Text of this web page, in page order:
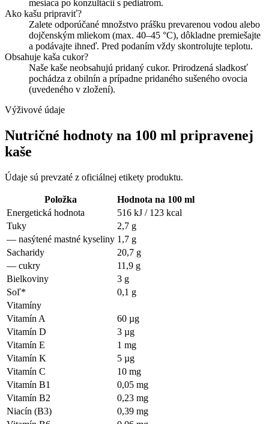
mesiaca po konzultácii s pediatrom.
Ako kašu pripraviť?
Zalete odporúčané množstvo prášku prevarenou vodou alebo
dojčenským mliekom (max. 40–45 °C), dôkladne premiešajte
a podávajte ihneď. Pred podaním vždy skontrolujte teplotu.
Obsahuje kaša cukor?
Naše kaše neobsahujú pridaný cukor. Prirodzená sladkosť
pochádza z obilnín a prípadne pridaného sušeného ovocia
(uvedeného v zložení).
Výživové údaje
Nutričné hodnoty na 100 ml pripravenej
kaše
Údaje sú prevzaté z oficiálnej etikety produktu.
Položka
Hodnota na 100 ml
Energetická hodnota
516 kJ / 123 kcal
Tuky
2,7 g
— nasýtené mastné kyseliny 1,7 g
Sacharidy
20,7 g
— cukry
11,9 g
Bielkoviny
3 g
Soľ*
0,1 g
Vitamíny
Vitamín A
60 µg
Vitamín D
3 µg
Vitamín E
1 mg
Vitamín K
5 µg
Vitamín C
10 mg
Vitamín B1
0,05 mg
Vitamín B2
0,23 mg
Niacín (B3)
0,39 mg